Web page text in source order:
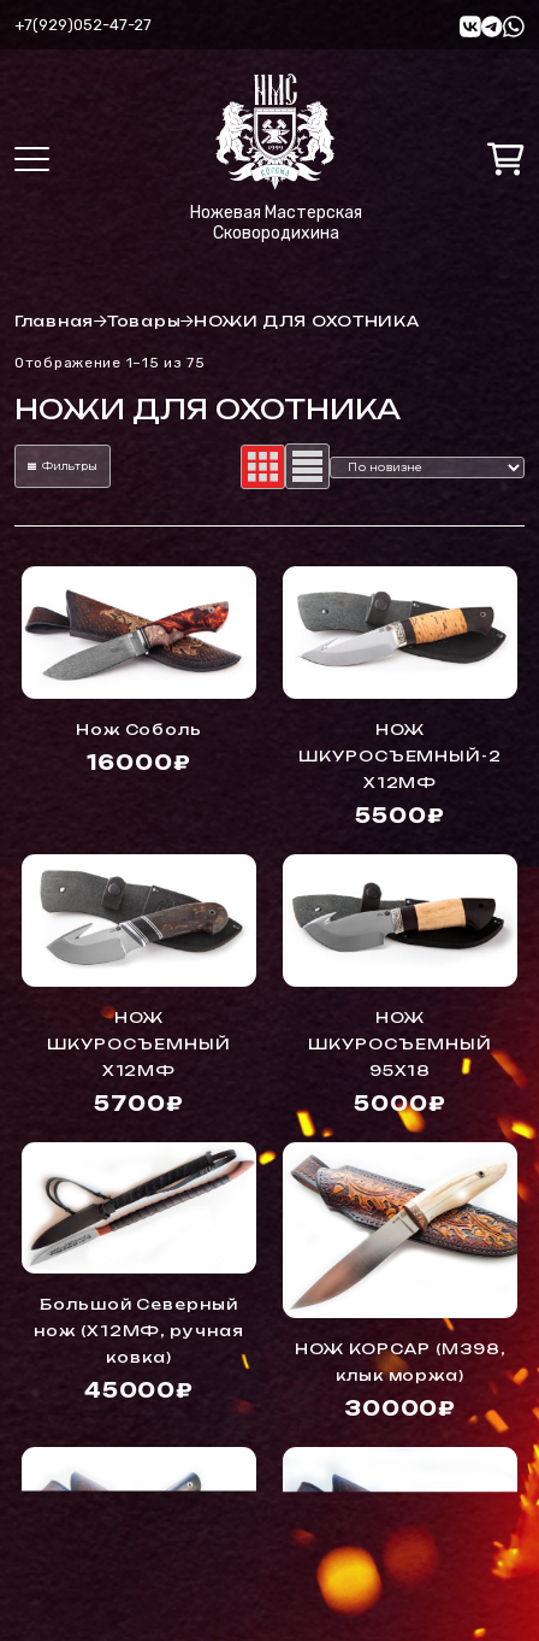
+7(929)052-47-27
Ножевая Мастерская
Сковородихина
Главная Товары НОЖИ ДЛЯ ОХОТНИКА
Отображение 1–15 из 75
недавние
НОЖИ ДЛЯ ОХОТНИКА
Фильтры
Нож Соболь
16000₽
НОЖ
ШКУРОСЪЕМНЫЙ-2
Х12МФ
5500₽
НОЖ
ШКУРОСЪЕМНЫЙ
Х12МФ
5700₽
НОЖ
ШКУРОСЪЕМНЫЙ
95Х18
5000₽
Большой Северный
нож (Х12МФ, ручная
ковка)
45000₽
НОЖ КОРСАР (M398,
клык моржа)
30000₽